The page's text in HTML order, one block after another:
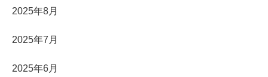
2025年8月
2025年7月
2025年6月